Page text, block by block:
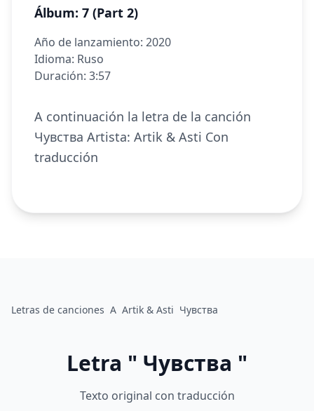
Álbum: 7 (Part 2)
Año de lanzamiento: 2020
Idioma: Ruso
Duración: 3:57
A continuación la letra de la canción
Чувства Artista: Artik & Asti Con
traducción
Letras de canciones A Artik & Asti Чувства
Letra " Чувства "
Texto original con traducción